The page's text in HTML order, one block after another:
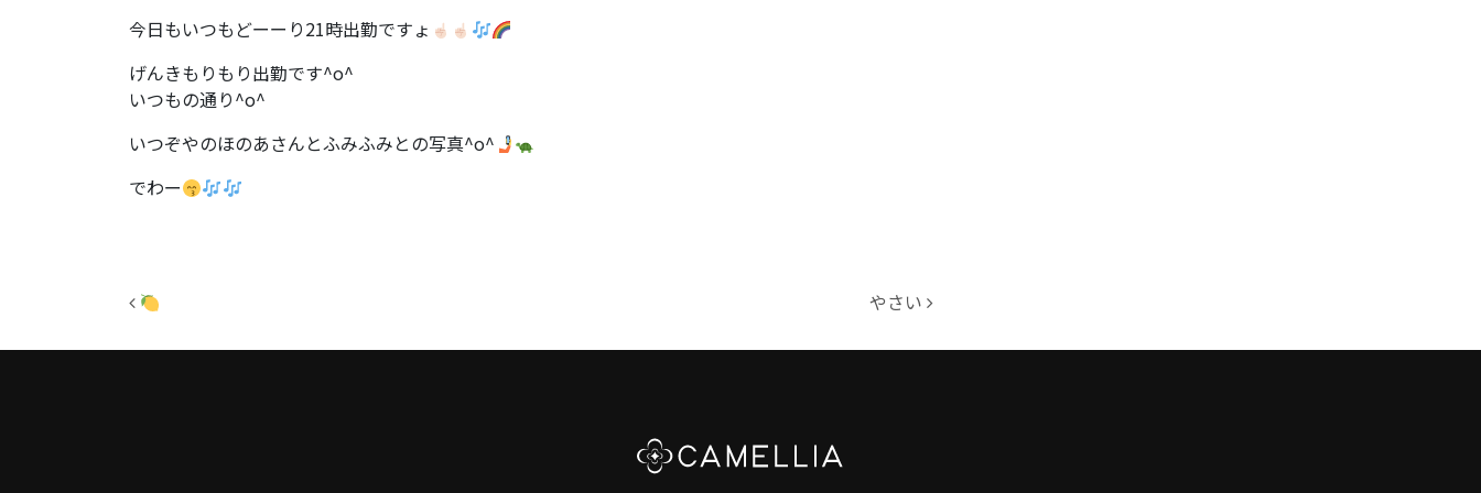
今日もいつもどーーり21時出勤ですょ
げんきもりもり出勤です^o^
いつもの通り^o^
いつぞやのほのあさんとふみふみとの写真^o^
でわー
投稿ナビゲーション やさい